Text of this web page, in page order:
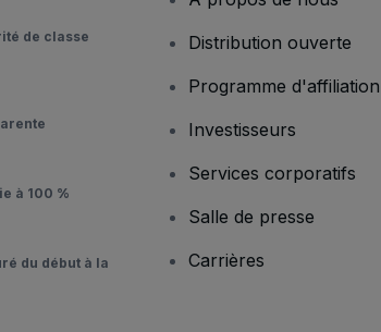
de classe
à 100 %
du début à la
Distribution ouverte
Programme d'affiliation
Investisseurs
Services corporatifs
Salle de presse
Carrières